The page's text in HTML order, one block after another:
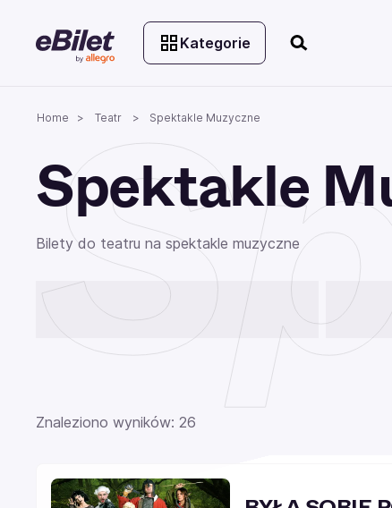
Kategorie
Home Teatr Spektakle Muzyczne
Spektakle
Bilety do teatru na spektakle muzyczne
Znaleziono wyników: 26